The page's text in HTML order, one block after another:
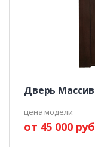
Дверь
цена модели:
от 45 000